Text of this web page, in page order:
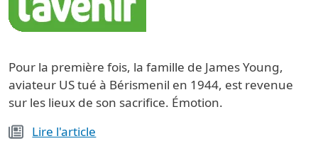
Pour la première fois, la famille de James Young,
aviateur US tué à Bérismenil en 1944, est revenue
sur les lieux de son sacrifice. Émotion.
Lire l'article